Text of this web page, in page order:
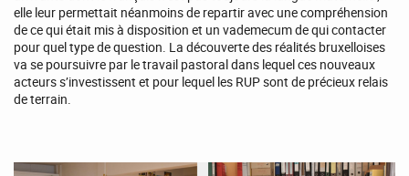
elle leur permettait néanmoins de repartir avec une compréhension
de ce qui était mis à disposition et un vademecum de qui contacter
pour quel type de question. La découverte des réalités bruxelloises
va se poursuivre par le travail pastoral dans lequel ces nouveaux
acteurs s’investissent et pour lequel les RUP sont de précieux relais
de terrain.